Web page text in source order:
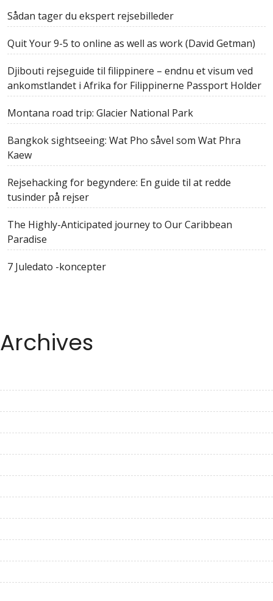
Sådan tager du ekspert rejsebilleder
Quit Your 9-5 to online as well as work (David Getman)
Djibouti rejseguide til filippinere – endnu et visum ved
ankomstlandet i Afrika for Filippinerne Passport Holder
Montana road trip: Glacier National Park
Bangkok sightseeing: Wat Pho såvel som Wat Phra
Kaew
Rejsehacking for begyndere: En guide til at redde
tusinder på rejser
The Highly-Anticipated journey to Our Caribbean
Paradise
7 Juledato -koncepter
Archives